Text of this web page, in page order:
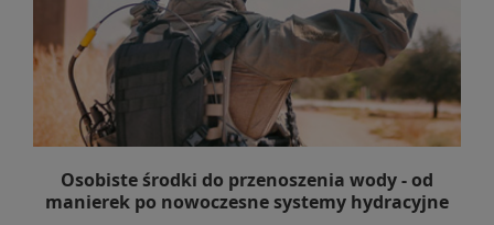
Osobiste środki do przenoszenia wody - od
manierek po nowoczesne systemy hydracyjne